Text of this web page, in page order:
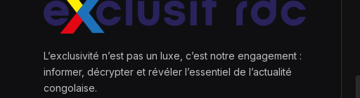
L’exclusivité n’est pas un luxe, c’est notre engagement :
informer, décrypter et révéler l’essentiel de l’actualité
congolaise.